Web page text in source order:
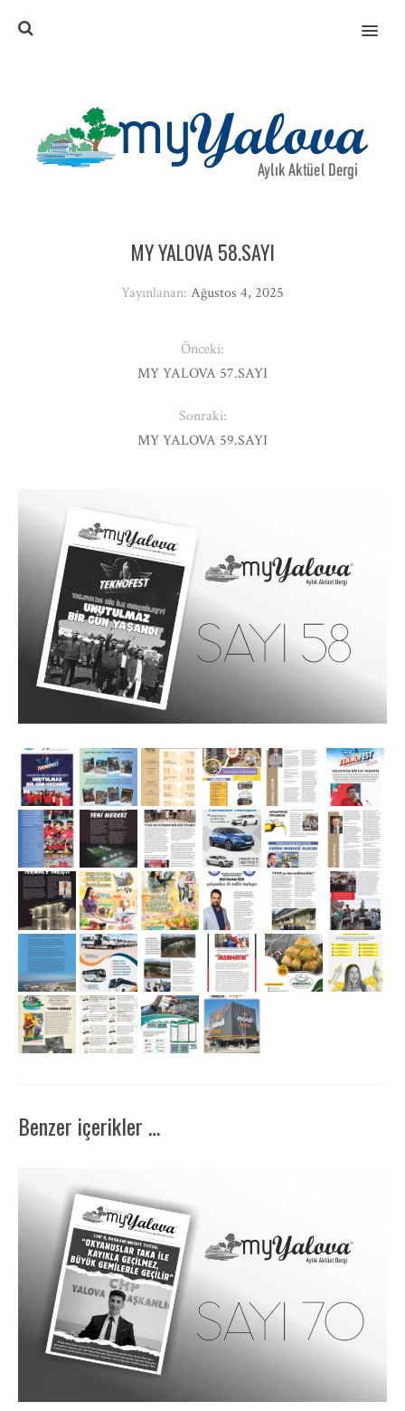
MENU
Benzer içerikler …
MY YALOVA 58.SAYI
Yayınlanan: Ağustos 4, 2025
Önceki:
MY YALOVA 57.SAYI
Sonraki:
MY YALOVA 59.SAYI